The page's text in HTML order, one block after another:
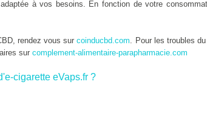
à vos besoins. En fonction de votre
rendez vous surcoinducbd.com. Pour les troubles
sur complement-alimentaire-parapharmacie.com
cigarette eVaps.fr ?